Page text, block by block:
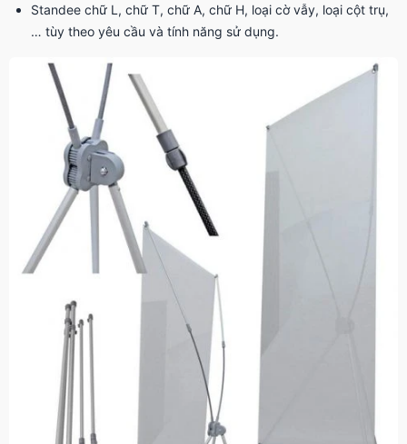
Standee chữ L, chữ T, chữ A, chữ H, loại cờ vẫy, loại cột trụ,
… tùy theo yêu cầu và tính năng sử dụng.